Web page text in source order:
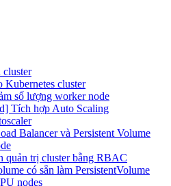
cluster
Kubernetes cluster
số lượng worker node
Tích hợp Auto Scaling
Balancer và Persistent Volume
quản trị cluster bằng RBAC
có sẵn làm PersistentVolume
nodes